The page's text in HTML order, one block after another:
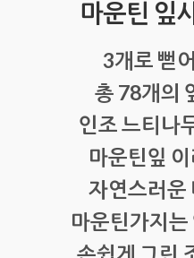
마운틴 잎
3개로 뻗
총 78개의
인조 느티나
마운틴잎
자연스러운
마운틴가지